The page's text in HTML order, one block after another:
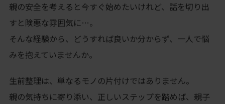
親の安全を考えると今すぐ始めたいけれど、話を切り出
すと険悪な雰囲気に…。
そんな経験から、どうすれば良いか分からず、一人で悩
みを抱えていませんか。
生前整理は、単なるモノの片付けではありません。
親の気持ちに寄り添い、正しいステップを踏めば、親子